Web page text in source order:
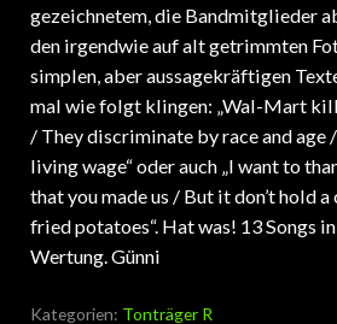
gezeichnetem, die Bandmitglieder
den irgendwie auf alt getrimmten
simplen, aber aussagekräftigen
mal wie folgt klingen: „Wal-Mart
/ They discriminate by race and age
living wage“ oder auch „I want to
that you made us / But it don’t hold a
fried potatoes“. Hat was! 13 Songs
Wertung. Günni
Kategorien: Tonträger R